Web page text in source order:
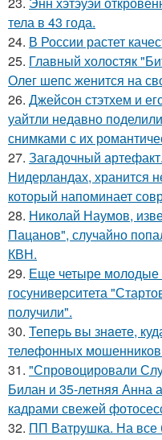
тела в 43 года.
24. В России растет
25. Главный холостяк
Олег шепс женится на
26. Джейсон стэтхем и
уайтли недавно
снимками с их
27. Загадочный
Нидерландах, хранится
который напоминает
28. Николай Наумов,
Пацанов", случайно
КВН.
29. Еще четыре молодые
госуниверситета
получили".
30. Теперь вы знaетe,
телeфонныx
31. "Спровоцировали
Билан и 35-летняя Анна
кадрами свежей
32. ПП Ватрушка. На все